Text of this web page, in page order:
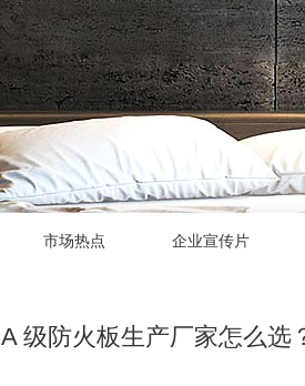
市场热点 企业宣传片
A 级防火板生产厂家怎么选